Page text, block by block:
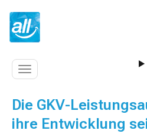
Navigation
Die GKV-
ihre Entwicklung